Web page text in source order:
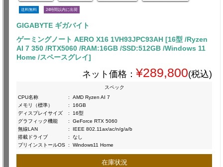
送料無料 24時間以内に出荷
GIGABYTE ギガバイト
ゲーミングノート AERO X16 1VH93JPC93AH [16型 /Ryzen
AI 7 350 /RTX5060 /RAM:16GB /SSD:512GB /Windows 11
Home /スペースグレイ]
ネット価格： ¥289,800(税込)
スペック
CPU名称
:
AMD Ryzen AI 7
メモリ（標準）
:
16GB
ディスプレイサイズ
:
16型
グラフィック機能
:
GeForce RTX 5060
無線LAN
:
IEEE 802.11ax/ac/n/g/a/b
搭載ドライブ
:
なし
プリインストールOS : Windows11 Home
在庫状況